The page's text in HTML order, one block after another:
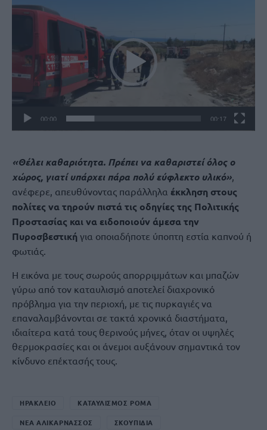
Αναπαραγωγής
00:00 00:17
«Θέλει καθαριότητα. Πρέπει να καθαριστεί όλος ο
χώρος, γιατί υπάρχει πάρα πολύ εύφλεκτο υλικό»,
ανέφερε, απευθύνοντας παράλληλα έκκληση στους
πολίτες να τηρούν πιστά τις οδηγίες της Πολιτικής
Προστασίας και να ειδοποιούν άμεσα την
Πυροσβεστική για οποιαδήποτε ύποπτη εστία καπνού ή
φωτιάς.
Η εικόνα με τους σωρούς απορριμμάτων και μπαζών
γύρω από τον καταυλισμό αποτελεί διαχρονικό
πρόβλημα για την περιοχή, με τις πυρκαγιές να
επαναλαμβάνονται σε τακτά χρονικά διαστήματα,
ιδιαίτερα κατά τους θερινούς μήνες, όταν οι υψηλές
θερμοκρασίες και οι άνεμοι αυξάνουν σημαντικά τον
κίνδυνο επέκτασής τους.
ΗΡΑΚΛΕΙΟ ΚΑΤΑΥΛΙΣΜΟΣ ΡΟΜΑ
ΝΕΑ ΑΛΙΚΑΡΝΑΣΣΟΣ ΣΚΟΥΠΙΔΙΑ